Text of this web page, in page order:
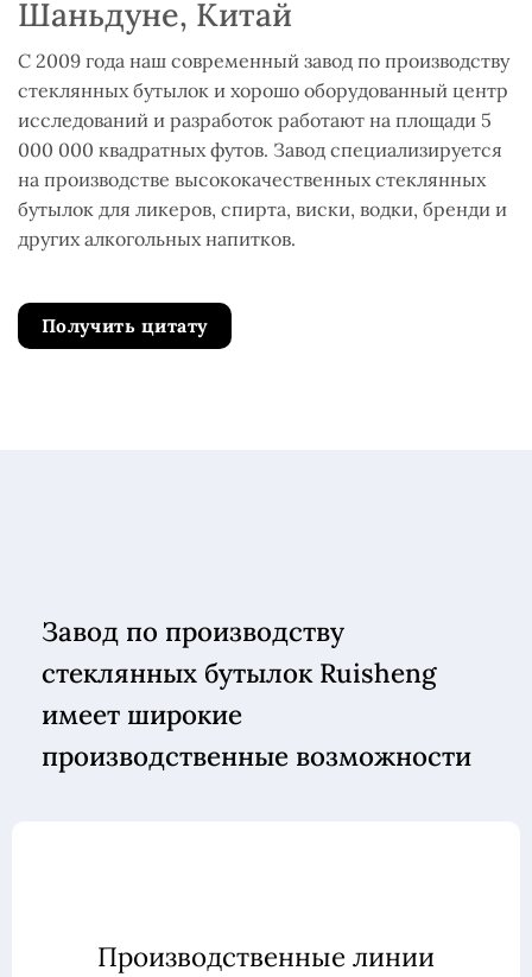
Шаньдуне, Китай
С 2009 года наш современный завод по производству
стеклянных бутылок и хорошо оборудованный центр
исследований и разработок работают на площади 5
000 000 квадратных футов. Завод специализируется
на производстве высококачественных стеклянных
бутылок для ликеров, спирта, виски, водки, бренди и
других алкогольных напитков.
Получить цитату
Завод по производству
стеклянных бутылок Ruisheng
имеет широкие
производственные возможности
Производственные линии